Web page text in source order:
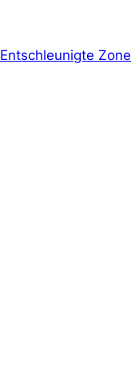
Entschleunigte Zone